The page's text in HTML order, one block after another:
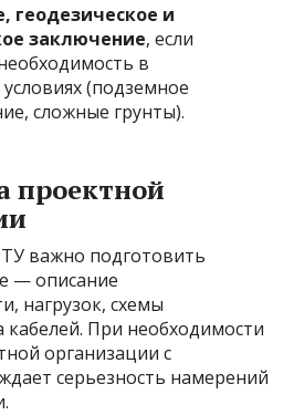
геодезическое и
заключение, если
в
(подземное
сложные грунты).
проектной
важно подготовить
— описание
нагрузок, схемы
При необходимости
организации с
серьезность намерений